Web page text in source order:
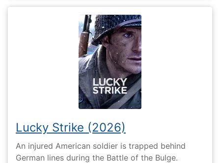
Lucky Strike (2026)
An injured American soldier is trapped behind
German lines during the Battle of the Bulge.